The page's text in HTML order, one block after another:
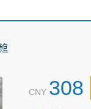
CNY 308